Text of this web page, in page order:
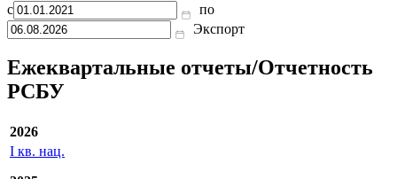
с
по
Экспорт
Ежеквартальные отчеты/Отчетность
РСБУ
2026
I кв. нац.